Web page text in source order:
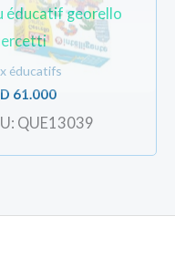
éducatif georello
éducatifs
61.000
QUE13039